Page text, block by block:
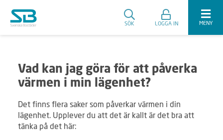
SÖK LOGGA IN MENY
Vad kan jag göra för att påverka
värmen i min lägenhet?
Det finns flera saker som påverkar värmen i din
lägenhet. Upplever du att det är kallt är det bra att
tänka på det här: